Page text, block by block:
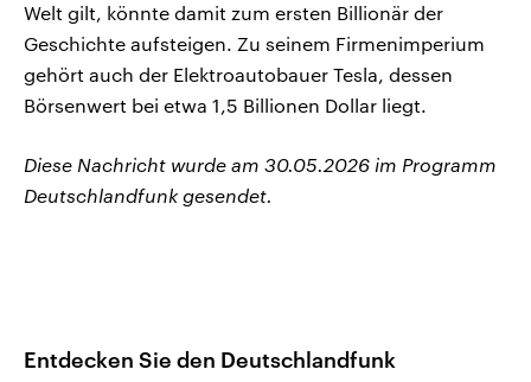
‌Welt gilt, könnte damit zum ersten Billionär der
Geschichte aufsteigen. ​Zu seinem Firmenimperium
gehört auch der Elektroautobauer Tesla, dessen
Börsenwert bei etwa 1,5 Billionen ‌Dollar liegt.
Diese Nachricht wurde am 30.05.2026 im Programm
Deutschlandfunk gesendet.
Entdecken Sie den Deutschlandfunk